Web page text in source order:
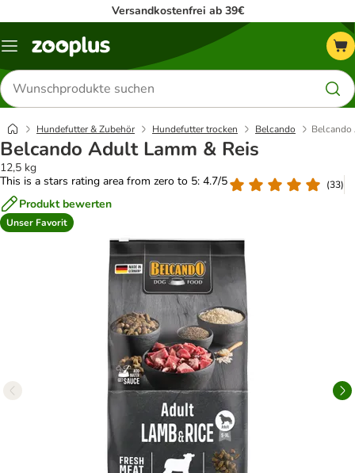
Versandkostenfrei ab 39€
Menü
Produkte
suchen
Hundefutter & Zubehör Hundefutter trocken Belcando Belcando
Belcando Adult Lamm & Reis
12,5 kg
This is a stars rating area from zero to 5: 4.7/5
(33)
Produkt bewerten
Unser Favorit